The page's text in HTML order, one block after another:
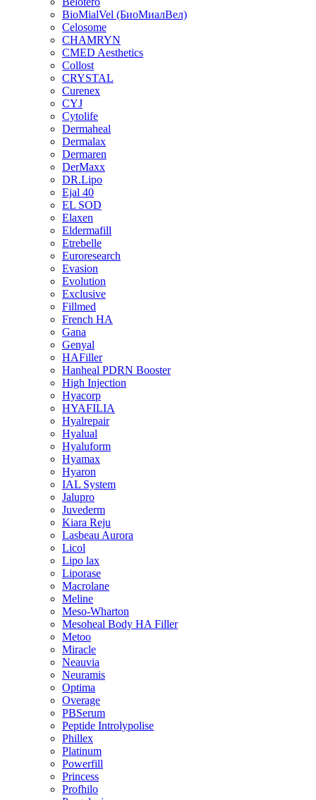
BioMialVel (БиоМиалВел)
Celosome
CHAMRYN
CMED Aesthetics
Collost
CRYSTAL
Curenex
CYJ
Cytolife
Dermaheal
Dermalax
Dermaren
DerMaxx
DR.Lipo
Ejal 40
EL SOD
Elaxen
Eldermafill
Etrebelle
Euroresearch
Evasion
Evolution
Exclusive
Fillmed
French HA
Gana
Genyal
HAFiller
Hanheal PDRN Booster
High Injection
Hyacorp
HYAFILIA
Hyalrepair
Hyalual
Hyaluform
Hyamax
Hyaron
IAL System
Jalupro
Juvederm
Kiara Reju
Lasbeau Aurora
Licol
Lipo lax
Liporase
Macrolane
Meline
Meso-Wharton
Mesoheal Body HA Filler
Metoo
Miracle
Neauvia
Neuramis
Optima
Overage
PBSerum
Peptide Introlypolise
Phillex
Platinum
Powerfill
Princess
Profhilo